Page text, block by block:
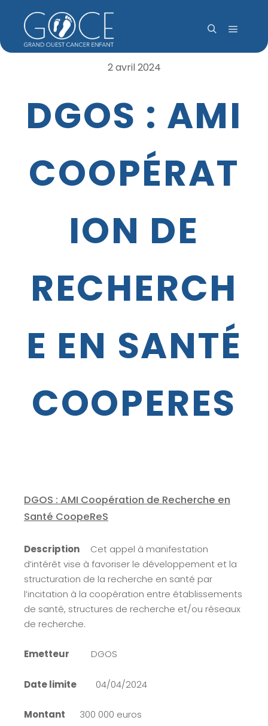
Menu
2 avril 2024
DGOS : AMI
COOPÉRAT
ION DE
RECHERCH
E EN SANTÉ
COOPERES
DGOS : AMI Coopération de Recherche en
Santé CoopeReS
Description Cet appel à manifestation
d’intérêt vise à favoriser le développement et la
structuration de la recherche en santé par
l’incitation à la coopération entre établissements
de santé, structures de recherche et/ou réseaux
de recherche.
Emetteur DGOS
Date limite 04/04/2024
Montant 300 000 euros